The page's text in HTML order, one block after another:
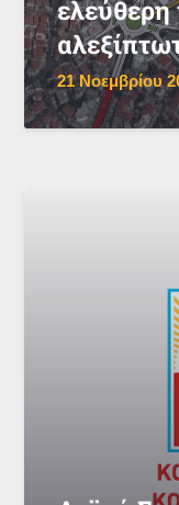
21 Νοεμβρίου